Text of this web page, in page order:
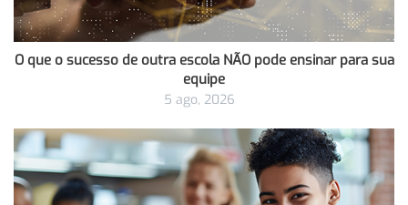
O que o sucesso de outra escola NÃO pode ensinar para sua
equipe
5 ago, 2026